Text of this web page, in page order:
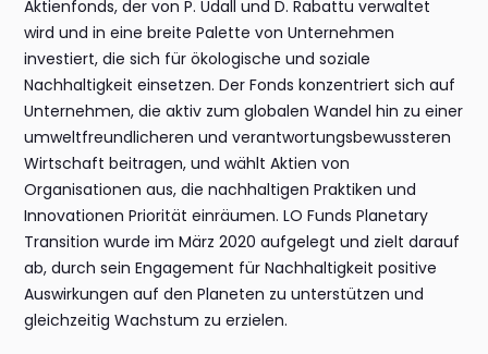
Aktienfonds, der von P. Udall und D. Rabattu verwaltet
wird und in eine breite Palette von Unternehmen
investiert, die sich für ökologische und soziale
Nachhaltigkeit einsetzen. Der Fonds konzentriert sich auf
Unternehmen, die aktiv zum globalen Wandel hin zu einer
umweltfreundlicheren und verantwortungsbewussteren
Wirtschaft beitragen, und wählt Aktien von
Organisationen aus, die nachhaltigen Praktiken und
Innovationen Priorität einräumen. LO Funds Planetary
Transition wurde im März 2020 aufgelegt und zielt darauf
ab, durch sein Engagement für Nachhaltigkeit positive
Auswirkungen auf den Planeten zu unterstützen und
gleichzeitig Wachstum zu erzielen.